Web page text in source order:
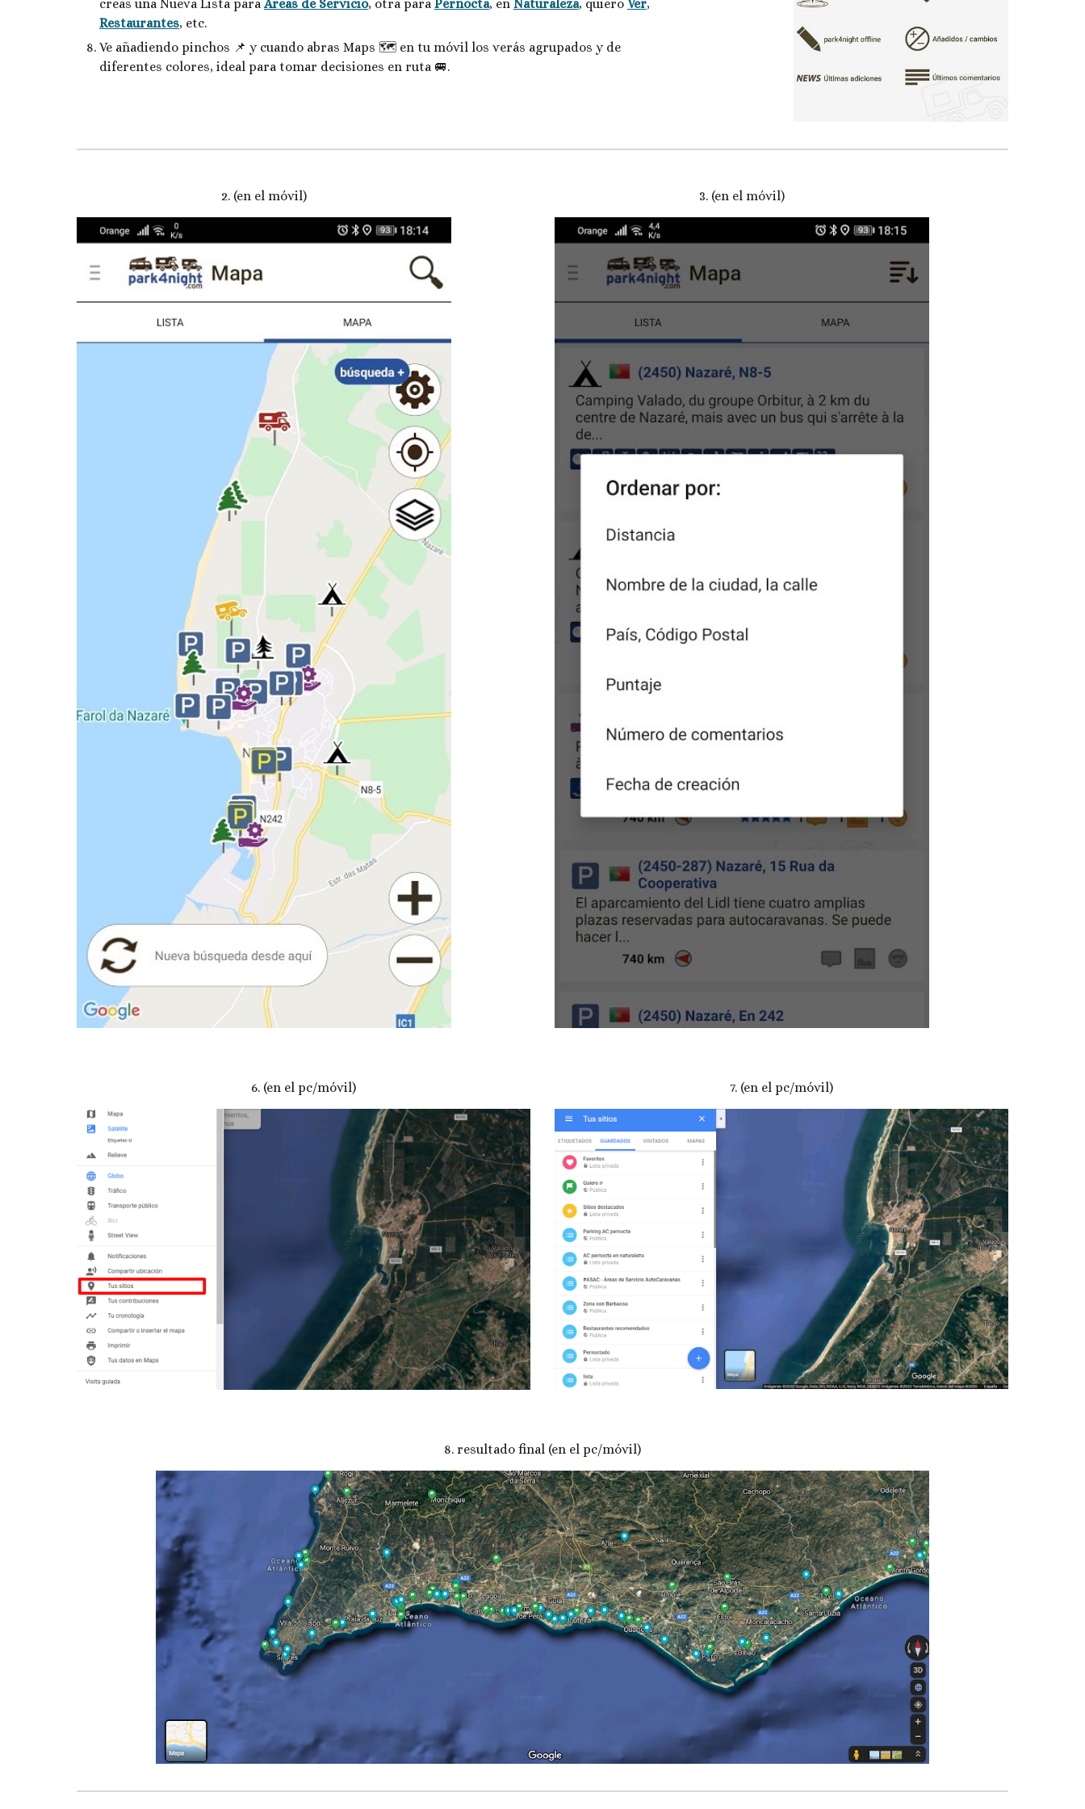
creas una Nueva Lista para Áreas de Servicio, otra para Pernocta, en Naturaleza, quiero Ver
Restaurantes, etc.
Ve añadiendo pinchos 📌 y cuando abras Maps 🗺️ en tu móvil los verás agrupados y de
diferentes colores, ideal para tomar decisiones en ruta 🚐.
2. (en el móvil) 3. (en el móvil)
6. (en el pc/móvil) 7. (en el pc/móvil)
8. resultado final (en el pc/móvil)